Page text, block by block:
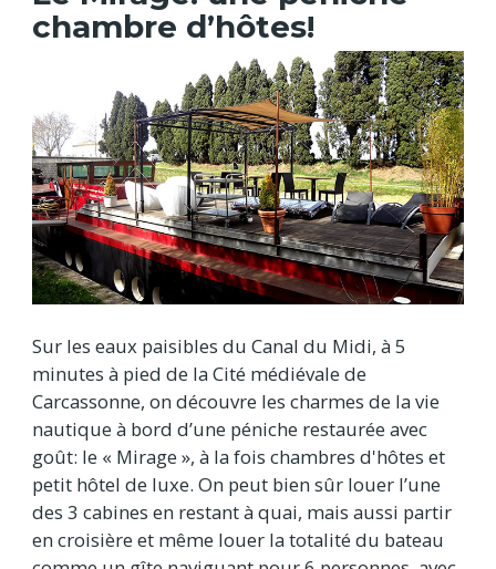
chambre d’hôtes!
Sur les eaux paisibles du Canal du Midi, à 5
minutes à pied de la Cité médiévale de
Carcassonne, on découvre les charmes de la vie
nautique à bord d’une péniche restaurée avec
goût: le « Mirage », à la fois chambres d'hôtes et
petit hôtel de luxe. On peut bien sûr louer l’une
des 3 cabines en restant à quai, mais aussi partir
en croisière et même louer la totalité du bateau